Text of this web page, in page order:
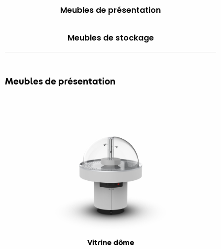
Meubles de présentation
Meubles de stockage
Meubles de présentation
Vitrine dôme